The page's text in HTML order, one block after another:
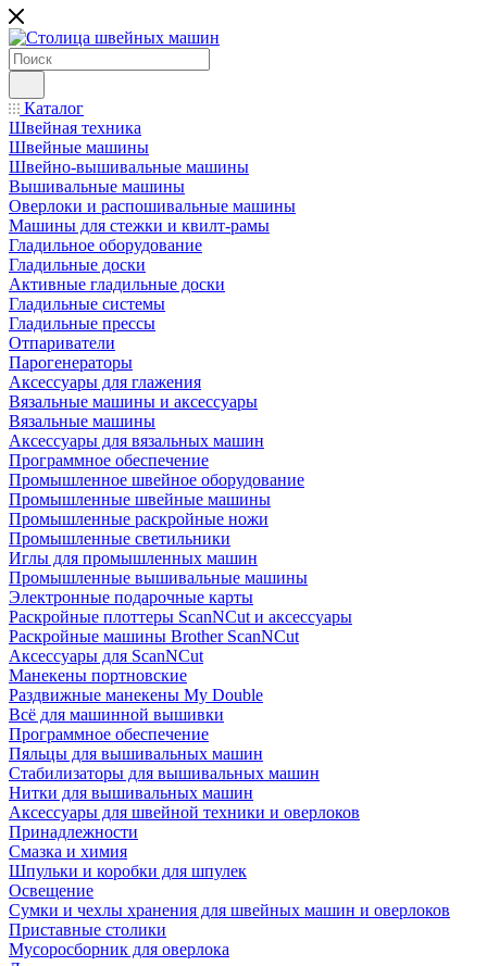
Каталог
Швейная техника
Швейные машины
Швейно-вышивальные машины
Вышивальные машины
Оверлоки и распошивальные машины
Машины для стежки и квилт-рамы
Гладильное оборудование
Гладильные доски
Активные гладильные доски
Гладильные системы
Гладильные прессы
Отпариватели
Парогенераторы
Аксессуары для глажения
Вязальные машины и аксессуары
Вязальные машины
Аксессуары для вязальных машин
Программное обеспечение
Промышленное швейное оборудование
Промышленные швейные машины
Промышленные раскройные ножи
Промышленные светильники
Иглы для промышленных машин
Промышленные вышивальные машины
Электронные подарочные карты
Раскройные плоттеры ScanNCut и аксессуары
Раскройные машины Brother ScanNCut
Аксессуары для ScanNCut
Манекены портновские
Раздвижные манекены My Double
Всё для машинной вышивки
Программное обеспечение
Пяльцы для вышивальных машин
Стабилизаторы для вышивальных машин
Нитки для вышивальных машин
Аксессуары для швейной техники и оверлоков
Принадлежности
Смазка и химия
Шпульки и коробки для шпулек
Освещение
Сумки и чехлы хранения для швейных машин и оверлоков
Приставные столики
Мусоросборник для оверлока